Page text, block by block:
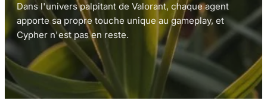
Dans l'univers palpitant de Valorant, chaque agent
apporte sa propre touche unique au gameplay, et
Cypher n'est pas en reste.